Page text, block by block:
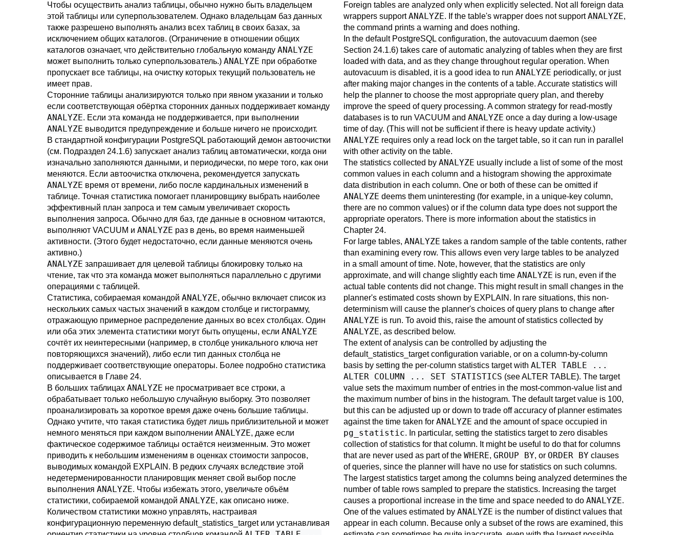
Чтобы осуществить анализ таблицы, обычно нужно быть владельцем
этой таблицы или суперпользователем. Однако владельцам баз данных
также разрешено выполнять анализ всех таблиц в своих базах, за
исключением общих каталогов. (Ограничение в отношении общих
каталогов означает, что действительно глобальную команду ANALYZE
может выполнить только суперпользователь.) ANALYZE при обработке
пропускает все таблицы, на очистку которых текущий пользователь не
имеет прав.
Сторонние таблицы анализируются только при явном указании и только
если соответствующая обёртка сторонних данных поддерживает команду
ANALYZE. Если эта команда не поддерживается, при выполнении
ANALYZE выводится предупреждение и больше ничего не происходит.
В стандартной конфигурации PostgreSQL работающий демон автоочистки
(см. Подраздел 24.1.6) запускает анализ таблиц автоматически, когда они
изначально заполняются данными, и периодически, по мере того, как они
меняются. Если автоочистка отключена, рекомендуется запускать
ANALYZE время от времени, либо после кардинальных изменений в
таблице. Точная статистика помогает планировщику выбрать наиболее
эффективный план запроса и тем самым увеличивает скорость
выполнения запроса. Обычно для баз, где данные в основном читаются,
выполняют VACUUM и ANALYZE раз в день, во время наименьшей
активности. (Этого будет недостаточно, если данные меняются очень
активно.)
ANALYZE запрашивает для целевой таблицы блокировку только на
чтение, так что эта команда может выполняться параллельно с другими
операциями с таблицей.
Статистика, собираемая командой ANALYZE, обычно включает список из
нескольких самых частых значений в каждом столбце и гистограмму,
отражающую примерное распределение данных во всех столбцах. Один
или оба этих элемента статистики могут быть опущены, если ANALYZE
сочтёт их неинтересными (например, в столбце уникального ключа нет
повторяющихся значений), либо если тип данных столбца не
поддерживает соответствующие операторы. Более подробно статистика
описывается в Главе 24.
В больших таблицах ANALYZE не просматривает все строки, а
обрабатывает только небольшую случайную выборку. Это позволяет
проанализировать за короткое время даже очень большие таблицы.
Однако учтите, что такая статистика будет лишь приблизительной и может
немного меняться при каждом выполнении ANALYZE, даже если
фактическое содержимое таблицы остаётся неизменным. Это может
приводить к небольшим изменениям в оценках стоимости запросов,
выводимых командой EXPLAIN . В редких случаях вследствие этой
недетерменированности планировщик меняет свой выбор после
выполнения ANALYZE. Чтобы избежать этого, увеличьте объём
статистики, собираемой командой ANALYZE, как описано ниже.
Количеством статистики можно управлять, настраивая
конфигурационную переменную default_statistics_targetили устанавливая
Foreign tables are analyzed only when explicitly selected. Not all foreign data
wrappers supportANALYZE. If the table's wrapper does not supportANALYZE,
the command prints a warning and does nothing.
In the default PostgreSQLconfiguration, the autovacuum daemon (see
Section 24.1.6) takes care of automatic analyzing of tables when they are first
loaded with data, and as they change throughout regular operation. When
autovacuum is disabled, it is a good idea to run ANALYZE periodically, or just
after making major changes in the contents of a table. Accurate statistics will
help the planner to choose the most appropriate query plan, and thereby
improve the speed of query processing. A common strategy for read-mostly
databases is to run VACUUM and ANALYZE once a day during a low-usage
time of day. (This will not be sufficient if there is heavy update activity.)
ANALYZE requires only a read lock on the target table, so it can run in parallel
with other activity on the table.
The statistics collected by ANALYZE usually include a list of some of the most
common values in each column and a histogram showing the approximate
data distribution in each column. One or both of these can be omitted if
ANALYZE deems them uninteresting (for example, in a unique-key column,
there are no common values) or if the column data type does not support the
appropriate operators. There is more information about the statistics in
Chapter 24.
For large tables, ANALYZE takes a random sample of the table contents, rather
than examining every row. This allows even very large tables to be analyzed
in a small amount of time. Note, however, that the statistics are only
approximate, and will change slightly each time ANALYZE is run, even if the
actual table contents did not change. This might result in small changes in the
planner's estimated costs shown by EXPLAIN . In rare situations, this non-
determinism will cause the planner's choices of query plans to change after
ANALYZE is run. To avoid this, raise the amount of statistics collected by
ANALYZE, as described below.
The extent of analysis can be controlled by adjusting the
default_statistics_targetconfiguration variable, or on a column-by-column
basis by setting the per-column statistics target with ALTER TABLE ...
ALTER COLUMN ... SET STATISTICS (seeALTER TABLE). The target
value sets the maximum number of entries in the most-common-value list and
the maximum number of bins in the histogram. The default target value is 100,
but this can be adjusted up or down to trade off accuracy of planner estimates
against the time taken for ANALYZE and the amount of space occupied in
pg_statistic. In particular, setting the statistics target to zero disables
collection of statistics for that column. It might be useful to do that for columns
that are never used as part of the WHERE, GROUP BY, or ORDER BYclauses
of queries, since the planner will have no use for statistics on such columns.
The largest statistics target among the columns being analyzed determines the
number of table rows sampled to prepare the statistics. Increasing the target
causes a proportional increase in the time and space needed to do ANALYZE.
One of the values estimated by ANALYZE is the number of distinct values that
appear in each column. Because only a subset of the rows are examined, this